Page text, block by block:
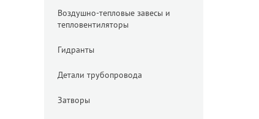
Воздушно-тепловые завесы и
тепловентиляторы
Гидранты
Детали трубопровода
Затворы